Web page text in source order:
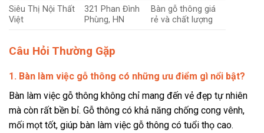
Siêu Thị Nội Thất
Việt
321 Phan Đình
Phùng, HN
Bàn gỗ thông giá
rẻ và chất lượng
Câu Hỏi Thường Gặp
1. Bàn làm việc gỗ thông có những ưu điểm gì nổi bật?
Bàn làm việc gỗ thông không chỉ mang đến vẻ đẹp tự nhiên
mà còn rất bền bỉ. Gỗ thông có khả năng chống cong vênh,
mối mọt tốt, giúp bàn làm việc gỗ thông có tuổi thọ cao.